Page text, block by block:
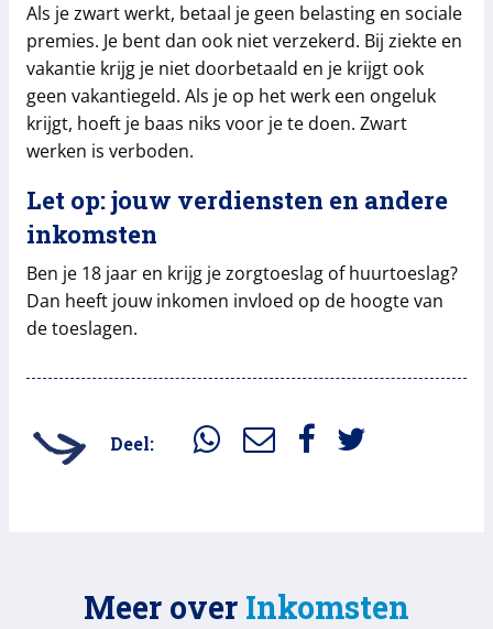
Als je zwart werkt, betaal je geen belasting en sociale
premies. Je bent dan ook niet verzekerd. Bij ziekte en
vakantie krijg je niet doorbetaald en je krijgt ook
geen vakantiegeld. Als je op het werk een ongeluk
krijgt, hoeft je baas niks voor je te doen. Zwart
werken is verboden.
Let op: jouw verdiensten en andere
inkomsten
Ben je 18 jaar en krijg je zorgtoeslag of huurtoeslag?
Dan heeft jouw inkomen invloed op de hoogte van
de toeslagen.
Deel:
Meer over Inkomsten